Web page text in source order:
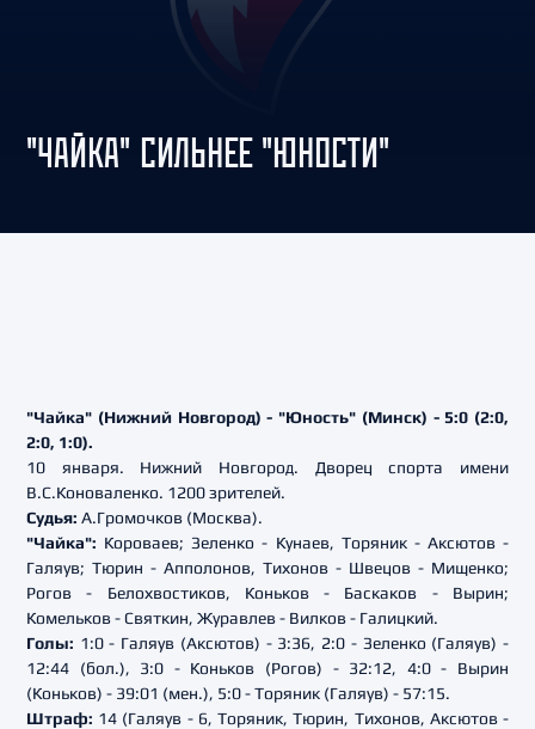
"ЧАЙКА" СИЛЬНЕЕ "ЮНОСТИ"
"Чайка" (Нижний Новгород) - "Юность" (Минск) - 5:0 (2:0,
2:0, 1:0).
10 января. Нижний Новгород. Дворец спорта имени
В.С.Коноваленко. 1200 зрителей.
Судья: А.Громочков (Москва).
"Чайка": Короваев; Зеленко - Кунаев, Торяник - Аксютов -
Галяув; Тюрин - Апполонов, Тихонов - Швецов - Мищенко;
Рогов - Белохвостиков, Коньков - Баскаков - Вырин;
Комельков - Святкин, Журавлев - Вилков - Галицкий.
Голы: 1:0 - Галяув (Аксютов) - 3:36, 2:0 - Зеленко (Галяув) -
12:44 (бол.), 3:0 - Коньков (Рогов) - 32:12, 4:0 - Вырин
(Коньков) - 39:01 (мен.), 5:0 - Торяник (Галяув) - 57:15.
Штраф: 14 (Галяув - 6, Торяник, Тюрин, Тихонов, Аксютов -